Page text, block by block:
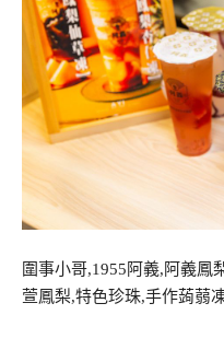
圍事小哥,1955阿義,阿義鳳
萱鳳梨,特色珍珠,手作蒟蒻